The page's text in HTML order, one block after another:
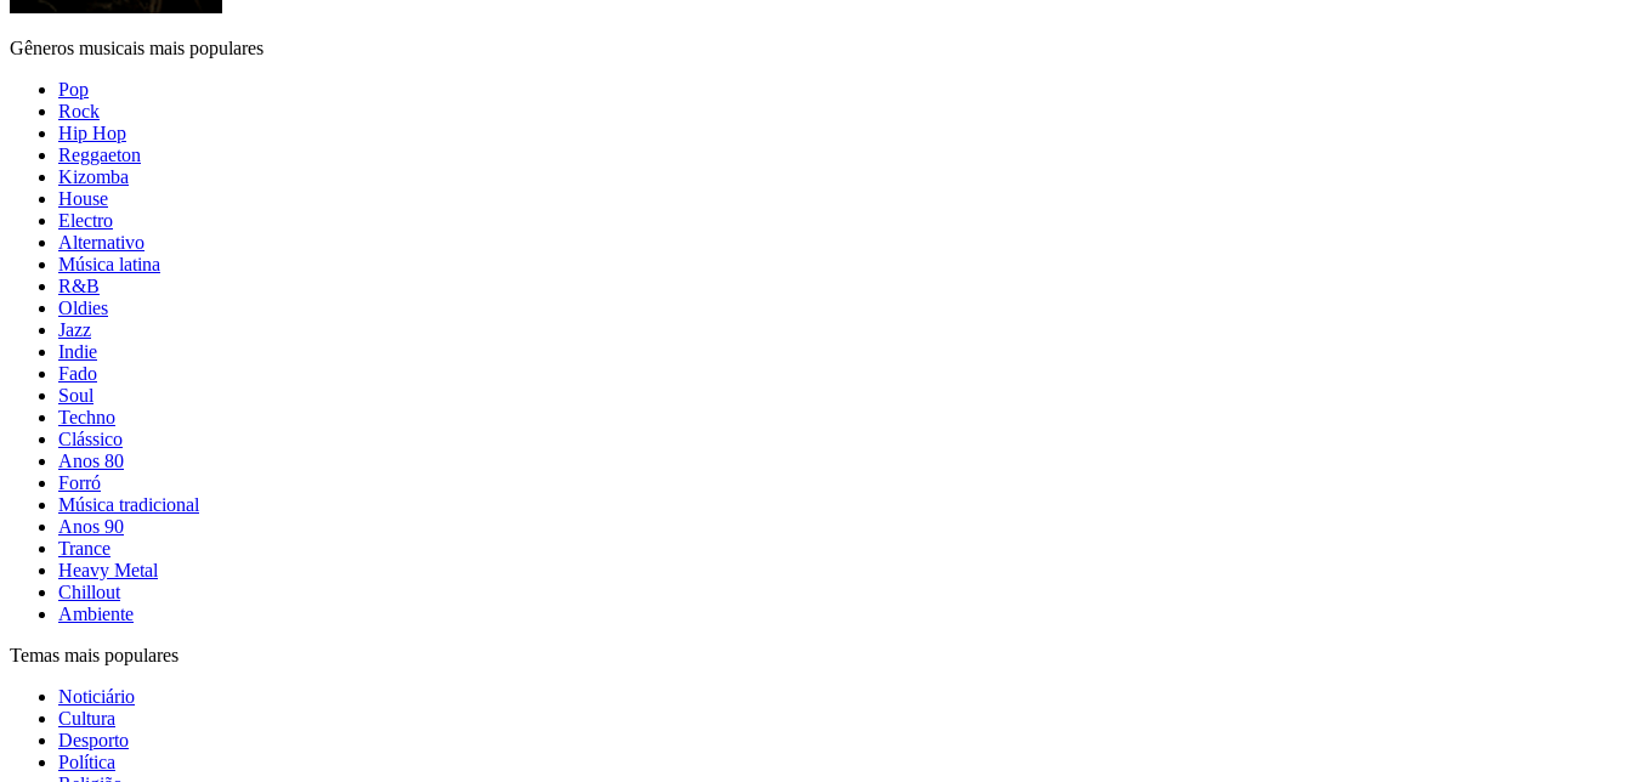
Gêneros musicais mais populares
Pop
Rock
Hip Hop
Reggaeton
Kizomba
House
Electro
Alternativo
Música latina
R&B
Oldies
Jazz
Indie
Fado
Soul
Techno
Clássico
Anos 80
Forró
Música tradicional
Anos 90
Trance
Heavy Metal
Chillout
Ambiente
Temas mais populares
Noticiário
Cultura
Desporto
Política